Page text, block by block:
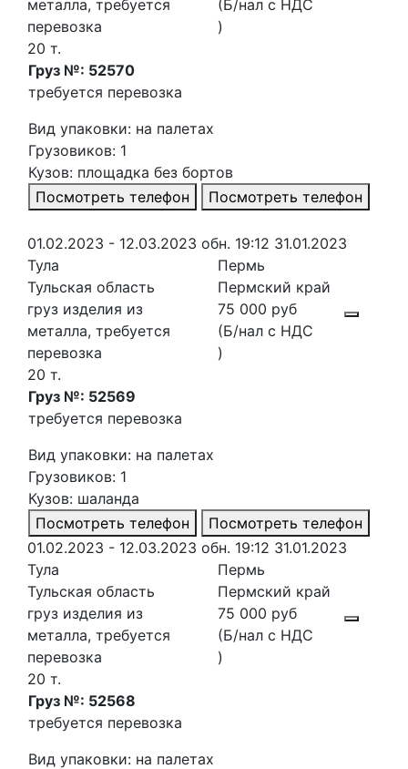
металла, требуется
перевозка
20 т.
(Б/нал с НДС
)
Груз №: 52570
требуется перевозка
Вид упаковки: на палетах
Грузовиков: 1
Кузов: площадка без бортов
Посмотреть телефон
Посмотреть телефон
01.02.2023 - 12.03.2023 обн. 19:12 31.01.2023
Тула
Тульская область
Пермь
Пермский край
груз изделия из
металла, требуется
перевозка
20 т.
75 000 руб
(Б/нал с НДС
)
Груз №: 52569
требуется перевозка
Вид упаковки: на палетах
Грузовиков: 1
Кузов: шаланда
Посмотреть телефон
Посмотреть телефон
01.02.2023 - 12.03.2023 обн. 19:12 31.01.2023
Тула
Тульская область
Пермь
Пермский край
груз изделия из
металла, требуется
перевозка
20 т.
75 000 руб
(Б/нал с НДС
)
Груз №: 52568
требуется перевозка
Вид упаковки: на палетах